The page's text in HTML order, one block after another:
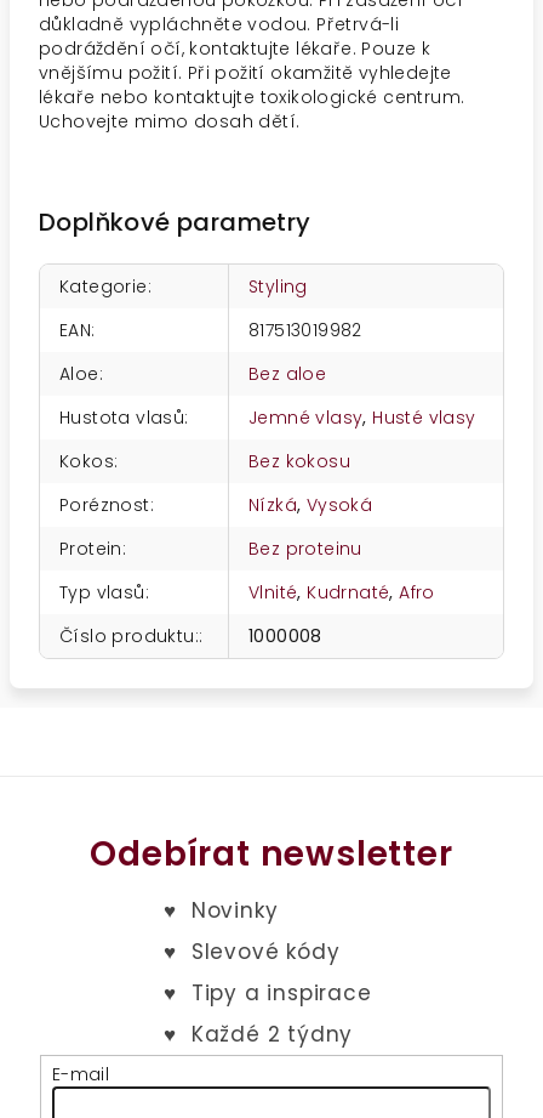
důkladně vypláchněte vodou. Přetrvá-li
podráždění očí, kontaktujte lékaře. Pouze k
vnějšímu požití. Při požití okamžitě vyhledejte
lékaře nebo kontaktujte toxikologické centrum.
Uchovejte mimo dosah dětí.
Doplňkové parametry
Kategorie:
Styling
EAN:
817513019982
Aloe:
Bez aloe
Hustota vlasů: Jemné vlasy, Husté vlasy
Kokos:
Bez kokosu
Poréznost: Nízká, Vysoká
Protein:
Bez proteinu
Typ vlasů: Vlnité, Kudrnaté,Afro
Číslo produktu:: 1000008
Odebírat newsletter
E-mail